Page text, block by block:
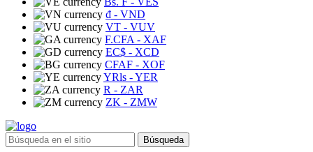
₫ - VND
VT - VUV
F.CFA - XAF
EC$ - XCD
CFAF - XOF
YRls - YER
R - ZAR
ZK - ZMW
Búsqueda